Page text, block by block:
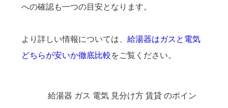
への確認も一つの目安となります。
より詳しい情報については、 給湯器はガスと電気
どちらが安いか徹底比較をご覧ください。
給湯器 ガス 電気 見分け方 賃貸 のポイン